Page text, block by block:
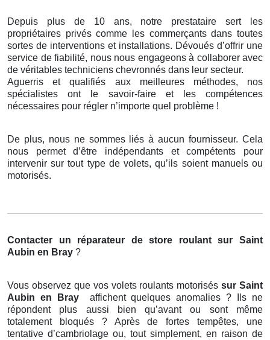
Depuis plus de 10 ans, notre prestataire sert les
propriétaires privés comme les commerçants dans toutes
sortes de interventions et installations. Dévoués d’offrir une
service de fiabilité, nous nous engageons à collaborer avec
de véritables techniciens chevronnés dans leur secteur.
Aguerris et qualifiés aux meilleures méthodes, nos
spécialistes ont le savoir-faire et les compétences
nécessaires pour régler n’importe quel problème !
De plus, nous ne sommes liés à aucun fournisseur. Cela
nous permet d’être indépendants et compétents pour
intervenir sur tout type de volets, qu’ils soient manuels ou
motorisés.
Contacter un réparateur de store roulant
sur Saint
Aubin en Bray ?
Vous observez que vos volets roulants motoriséssur Saint
Aubin en Bray
affichent quelques anomalies ? Ils ne
répondent plus aussi bien qu’avant ou sont même
totalement bloqués ? Après de fortes tempêtes, une
tentative d’cambriolage ou, tout simplement, en raison de